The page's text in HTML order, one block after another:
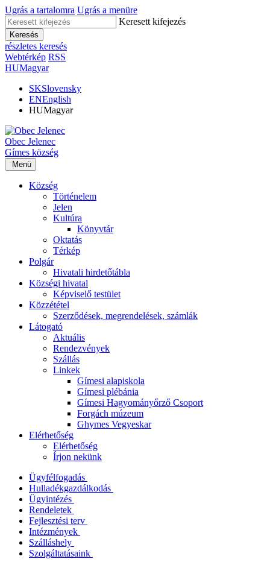
Ugrás a tartalomra Ugrás a menüre
Keresett kifejezés
Keresés
részletes keresés
Webtérkép RSS
HUMagyar
SKSlovensky
ENEnglish
HUMagyar
Obec Jelenec
Gímes község
Menü
Község
Történelem
Jelen
Kultúra
Könyvtár
Oktatás
Térkép
Polgár
Hivatali hirdetőtábla
Községi hivatal
Képviselő testület
Közzététel
Szerződések, megrendelések, számlák
Látogató
Aktuális
Rendezvények
Szállás
Linkek
Gímesi alapiskola
Gímesi plébánia
Gímesi Hagyományőrző Csoport
Forgách múzeum
Ghymes Vegyeskar
Elérhetőség
Elérhetőség
Írjon nekünk
Ügyfélfogadás
Hulladékgazdálkodás
Ügyintézés
Rendeletek
Fejlesztési terv
Intézmények
Szálláshely
Szolgáltatásaink